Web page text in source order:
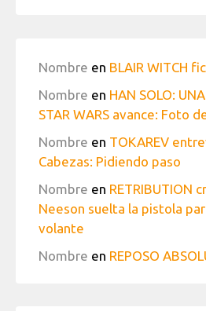
Nombre en BLAIR WITCH
Nombre en HAN SOLO:
STAR WARS avance: Foto
Nombre en TOKAREV
Cabezas: Pidiendo paso
Nombre en RETRIBUTION
Neeson suelta la pistola
volante
Nombre en REPOSO